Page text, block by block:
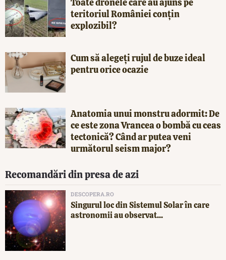
teritoriul României conțin
explozibil?
Cum să alegeți rujul de buze ideal
pentru orice ocazie
Anatomia unui monstru adormit: De
ce este zona Vrancea o bombă cu ceas
tectonică? Când ar putea veni
următorul seism major?
Recomandări din presa de azi
DESCOPERA.RO
Singurul loc din Sistemul Solar în care
astronomii au observat...